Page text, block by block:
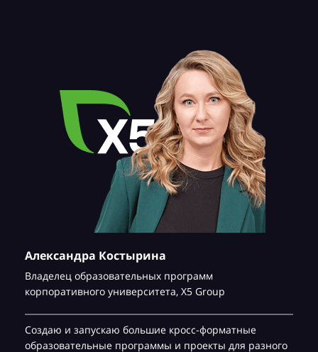
Александра Костырина
Владелец образовательных программ
корпоративного университета, Х5 Group
Создаю и запускаю большие кросс-форматные
образовательные программы и проекты для разного